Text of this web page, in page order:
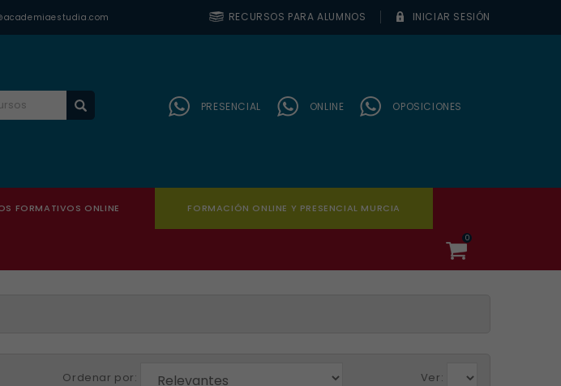
RECURSOS PARA ALUMNOS INICIAR SESIÓN
OPOSICIONES
ONLINE
PRESENCIAL
FORMATIVOS ONLINE FORMACIÓN ONLINE Y PRESENCIAL MURCIA
0
Ordenar por: Ver: